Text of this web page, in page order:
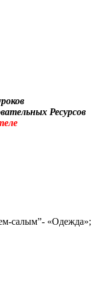
Ресурсов
салым”- «Одежда»;